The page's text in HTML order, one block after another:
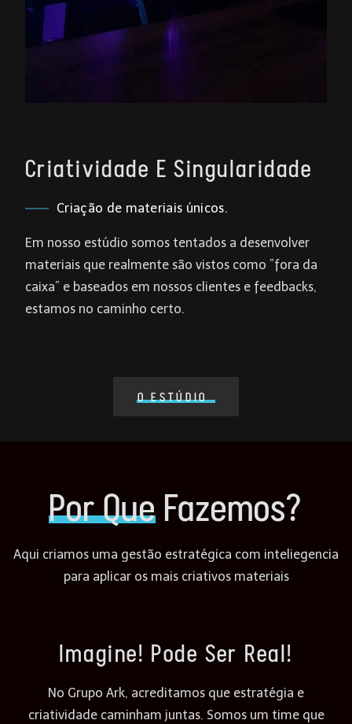
Criatividade E Singularidade
Criação de materiais únicos.
Em nosso estúdio somos tentados a desenvolver
materiais que realmente são vistos como ”fora da
caixa” e baseados em nossos clientes e feedbacks,
estamos no caminho certo.
O ESTÚDIO
Por Que Fazemos?
Aqui criamos uma gestão estratégica com inteliegencia
para aplicar os mais criativos materiais
Imagine! Pode Ser Real!
No Grupo Ark, acreditamos que estratégia e
criatividade caminham juntas. Somos um time que